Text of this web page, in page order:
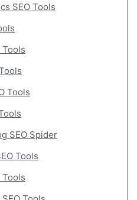
SEO Tools
Tools
Tools
SEO Spider
Tools
Tools